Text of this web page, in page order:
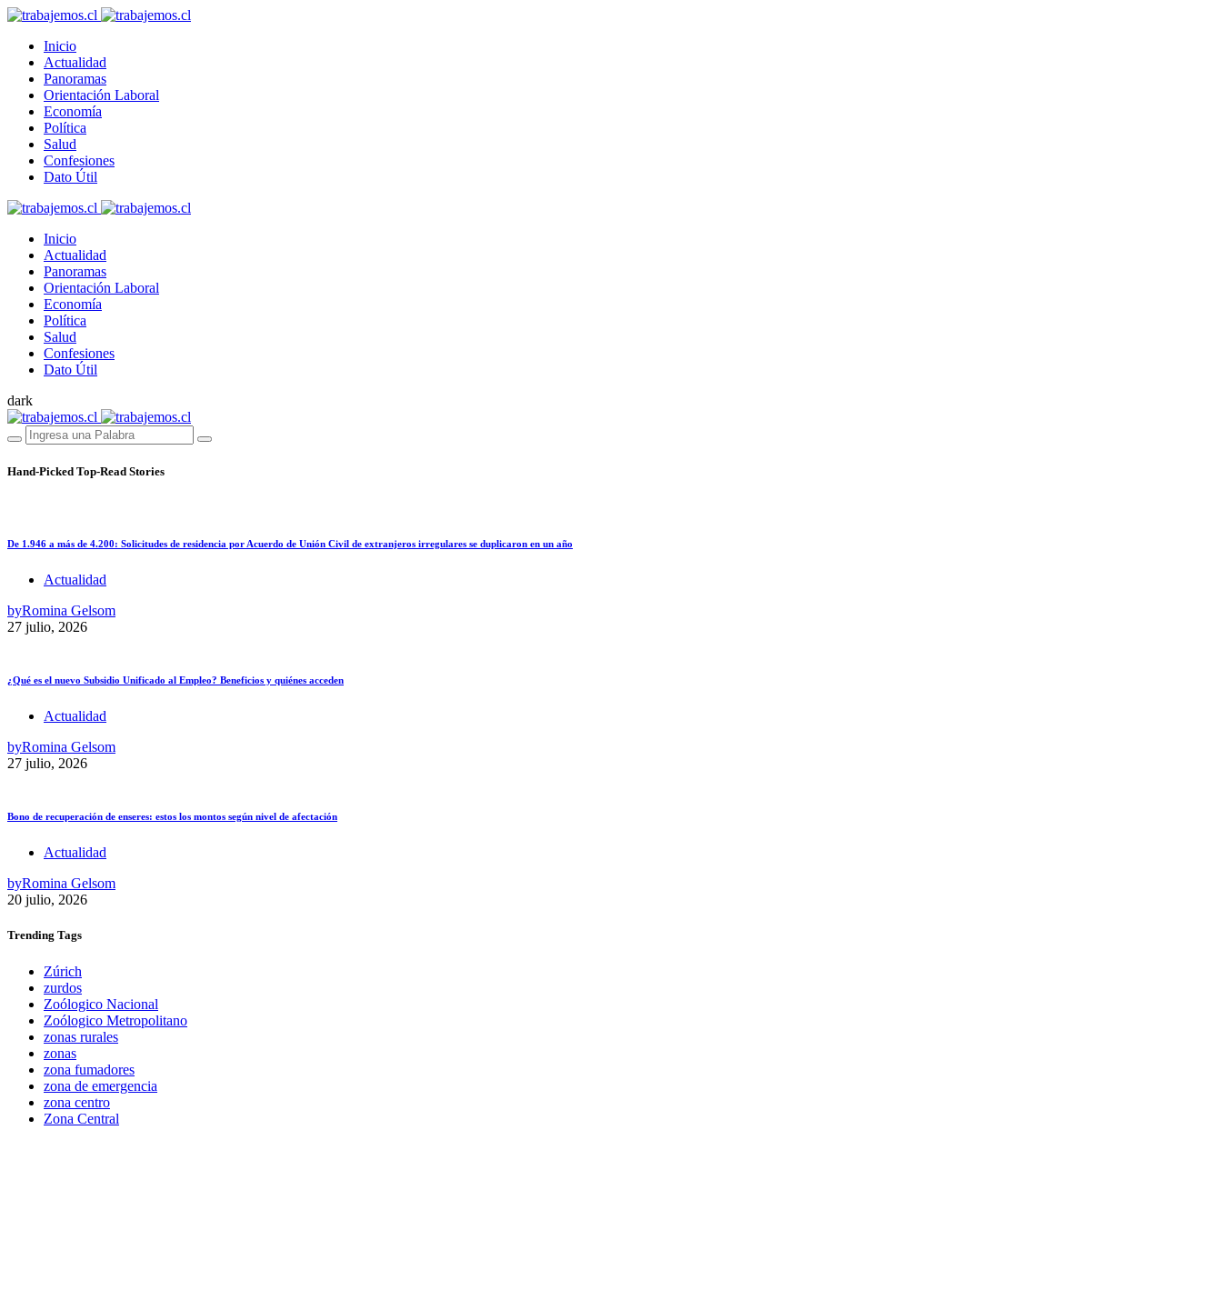
Inicio
Actualidad
Panoramas
Orientación Laboral
Economía
Política
Salud
Confesiones
Dato Útil
Inicio
Actualidad
Panoramas
Orientación Laboral
Economía
Política
Salud
Confesiones
Dato Útil
dark
Hand-Picked Top-Read Stories
De 1.946 a más de 4.200: Solicitudes de residencia por Acuerdo de Unión Civil de extranjeros irregulares se duplicaron en un año
Actualidad
byRomina Gelsom
27 julio, 2026
¿Qué es el nuevo Subsidio Unificado al Empleo? Beneficios y quiénes acceden
Actualidad
byRomina Gelsom
27 julio, 2026
Bono de recuperación de enseres: estos los montos según nivel de afectación
Actualidad
byRomina Gelsom
20 julio, 2026
Trending Tags
Zúrich
zurdos
Zoólogico Nacional
Zoólogico Metropolitano
zonas rurales
zonas
zona fumadores
zona de emergencia
zona centro
Zona Central